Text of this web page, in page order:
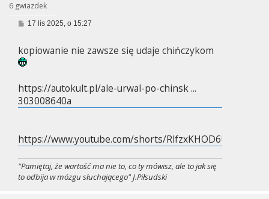
6 gwiazdek
P
t
17 lis 2025, o 15:27
kopiowanie nie zawsze się udaje chińczykom
https://autokult.pl/ale-urwal-po-chinsk ...
303008640a
https://www.youtube.com/shorts/RlfzxKHOD6U
"Pamiętaj, że wartość ma nie to, co ty mówisz, ale to jak się
to odbija w mózgu słuchającego" J.Piłsudski